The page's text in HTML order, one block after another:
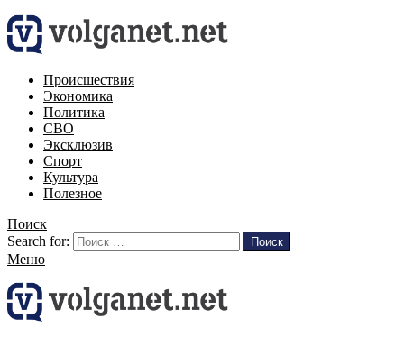
Происшествия
Экономика
Политика
СВО
Эксклюзив
Спорт
Культура
Полезное
Поиск
Search for:
Поиск
Меню